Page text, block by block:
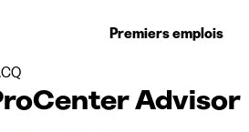
Premiers emplois
Advisor